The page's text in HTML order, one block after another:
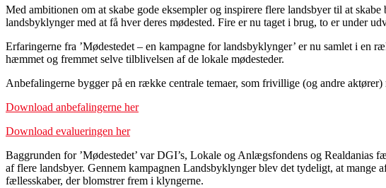
Med ambitionen om at skabe gode eksempler og inspirere flere landsbyer til at
landsbyklynger med at få hver deres mødested. Fire er nu taget i brug, to er under
Erfaringerne fra ’Mødestedet – en kampagne for landsbyklynger’ er nu samlet i en
hæmmet og fremmet selve tilblivelsen af de lokale mødesteder.
Anbefalingerne bygger på en række centrale temaer, som frivillige (og andre
Download anbefalingerne her
Download evalueringen her
Baggrunden for ’Mødestedet’ var DGI’s, Lokale og Anlægsfondens og
af flere landsbyer. Gennem kampagnen Landsbyklynger blev det tydeligt, at mange
fællesskaber, der blomstrer frem i klyngerne.